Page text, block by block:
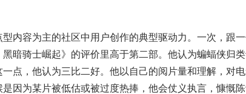
内容为主的社区中用户创作的典型驱动力。一次，跟
暗骑士崛起》的评价里高于第二部。他认为蝙蝠侠归
点，他认为三比二好。他以自己的阅片量和理解，对
因为某片被低估或被过度热捧，他会仗义执言，慷慨陈